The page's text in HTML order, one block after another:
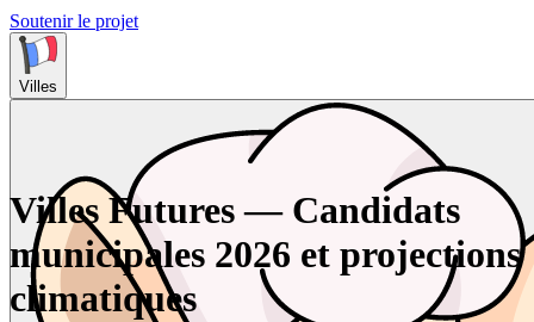
Soutenir le projet
Villes
Villes Futures — Candidats
municipales 2026 et projections
climatiques